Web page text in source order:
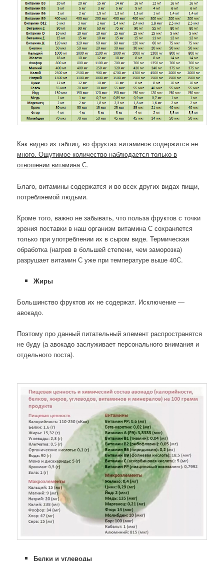
Как видно из таблиц, во фруктах витаминов содержится не
много. Ощутимое количество наблюдается только в
отношении витамина С.
Благо, витамины содержатся и во всех других видах пищи,
потребляемой людьми.
Кроме того, важно не забывать, что польза фруктов с точки
зрения поставки в наш организм витамина С сохраняется
только при употреблении их в сыром виде. Термическая
обработка (нагрев в большей степени, чем заморозка)
разрушает витамин С уже при температуре выше 40С.
Жиры
Большинство фруктов их не содержат. Исключение —
авокадо.
Поэтому про данный питательный элемент распространятся
не буду (а авокадо заслуживает персонального внимания и
отдельного поста).
Белки и углеводы